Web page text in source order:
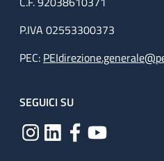
P.IVA 02553300373
PEC:
SEGUICI SU